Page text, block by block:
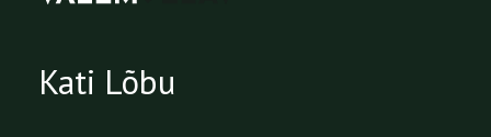
Kati Lõbu